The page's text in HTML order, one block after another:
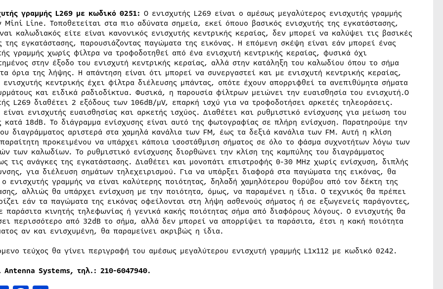
γραμμής L269 με κωδικό 0251: Ο ενισχυτής L269 είναι ο αμέσως μεγαλύτερος ενισχυτής γραμμής
Mini Line. Τοποθετείται στα πιο αδύνατα σημεία, εκεί όπουο βασικός ενισχυτής της εγκατάστασης,
καλωδιακός είτε είναι κανονικός ενισχυτής κεντρικής κεραίας, δεν μπορεί να καλύψει τις βασικές
της εγκατάστασης, παρουσιάζοντας παγώματα της εικόνας. Η επόμενη σκέψη είναι εάν μπορεί ένας
γραμμής χωρίς φίλτρα να τροφοδοτηθεί από ένα ενισχυτή κεντρικής κεραίας, φυσικά όχι
στην έξοδο του ενισχυτή κεντρικής κεραίας, αλλά στην κατάληξη του καλωδίου όπου το σήμα
όρια της λήψης. Η απάντηση είναι ότι μπορεί να συνεργαστεί και με ενισχυτή κεντρικής κεραίας,
ενισχυτής κεντρικής έχει φίλτρα διέλευσης μπάντας, οπότε έχουν απορριφθεί τα ανεπιθύμητα σήματα
και ειδικά ραδιοδίκτυα. Φυσικά, η παρουσία φίλτρων μειώνει την ευαισθησία του ενισχυτή.Ο
L269 διαθέτει 2 εξόδους των 106dB/μV, επαρκή ισχύ για να τροφοδοτήσει αρκετές τηλεοράσεις.
είναι ενισχυτής ευαισθησίας και αρκετής ισχύος. Διαθέτει και ρυθμιστικό ενίσχυσης για μείωση του
κατά 18dB. Το διάγραμμα ενίσχυσης είναι αυτό της φωτογραφίας σε πλήρη ενίσχυση. Παρατηρούμε την
διαγράμματος αριστερά στα χαμηλά κανάλια των FM, έως τα δεξιά κανάλια των FM. Αυτή η κλίση
προκειμένου να υπάρχει κάποια ισοστάθμιση σήματος σε όλο το φάσμα συχνοτήτων λόγω των
των καλωδίων. Το ρυθμιστικό ενίσχυσης διορθώνει την κλίση της καμπύλης του διαγράμματος
τις ανάγκες της εγκατάστασης. Διαθέτει και μονοπάτι επιστροφής 0-30 MHz χωρίς ενίσχυση, διπλής
για διέλευση σημάτων τηλεχειρισμού. Για να υπάρξει διαφορά στα παγώματα της εικόνας, θα
ενισχυτής γραμμής να είναι καλύτερης ποιότητας, δηλαδή χαμηλότερου θορύβου από τον δέκτη της
αλλιώς θα υπάρχει ενίσχυση με την ποιότητα, όμως, να παραμένει η ίδια. Ο τεχνικός θα πρέπει
εάν τα παγώματα της εικόνας οφείλονται στη λήψη ασθενούς σήματος ή σε εξωγενείς παράγοντες,
παράσιτα κινητής τηλεφωνίας ή γενικά κακής ποιότητας σήμα από διαφόρους λόγους. Ο ενισχυτής θα
περισσότερο από 32dB το σήμα, αλλά δεν μπορεί να απορρίψει τα παράσιτα, έτσι η κακή ποιότητα
αν και ενισχυμένη, θα παραμείνει ακριβώς η ίδια.
τεύχος θα γίνει περιγραφή του αμέσως μεγαλύτερου ενισχυτή γραμμής L1x112 με κωδικό 0242.
Systems, τηλ.: 210-6047940.